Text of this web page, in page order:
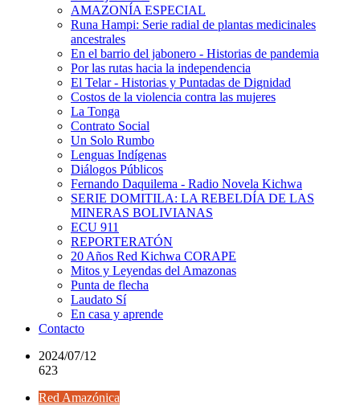
AMAZONÍA ESPECIAL
Runa Hampi: Serie radial de plantas medicinales
ancestrales
En el barrio del jabonero - Historias de pandemia
Por las rutas hacia la independencia
El Telar - Historias y Puntadas de Dignidad
Costos de la violencia contra las mujeres
La Tonga
Contrato Social
Un Solo Rumbo
Lenguas Indígenas
Diálogos Públicos
Fernando Daquilema - Radio Novela Kichwa
SERIE DOMITILA: LA REBELDÍA DE LAS
MINERAS BOLIVIANAS
ECU 911
REPORTERATÓN
20 Años Red Kichwa CORAPE
Mitos y Leyendas del Amazonas
Punta de flecha
Laudato Sí
En casa y aprende
Contacto
2024/07/12
623
Red Amazónica